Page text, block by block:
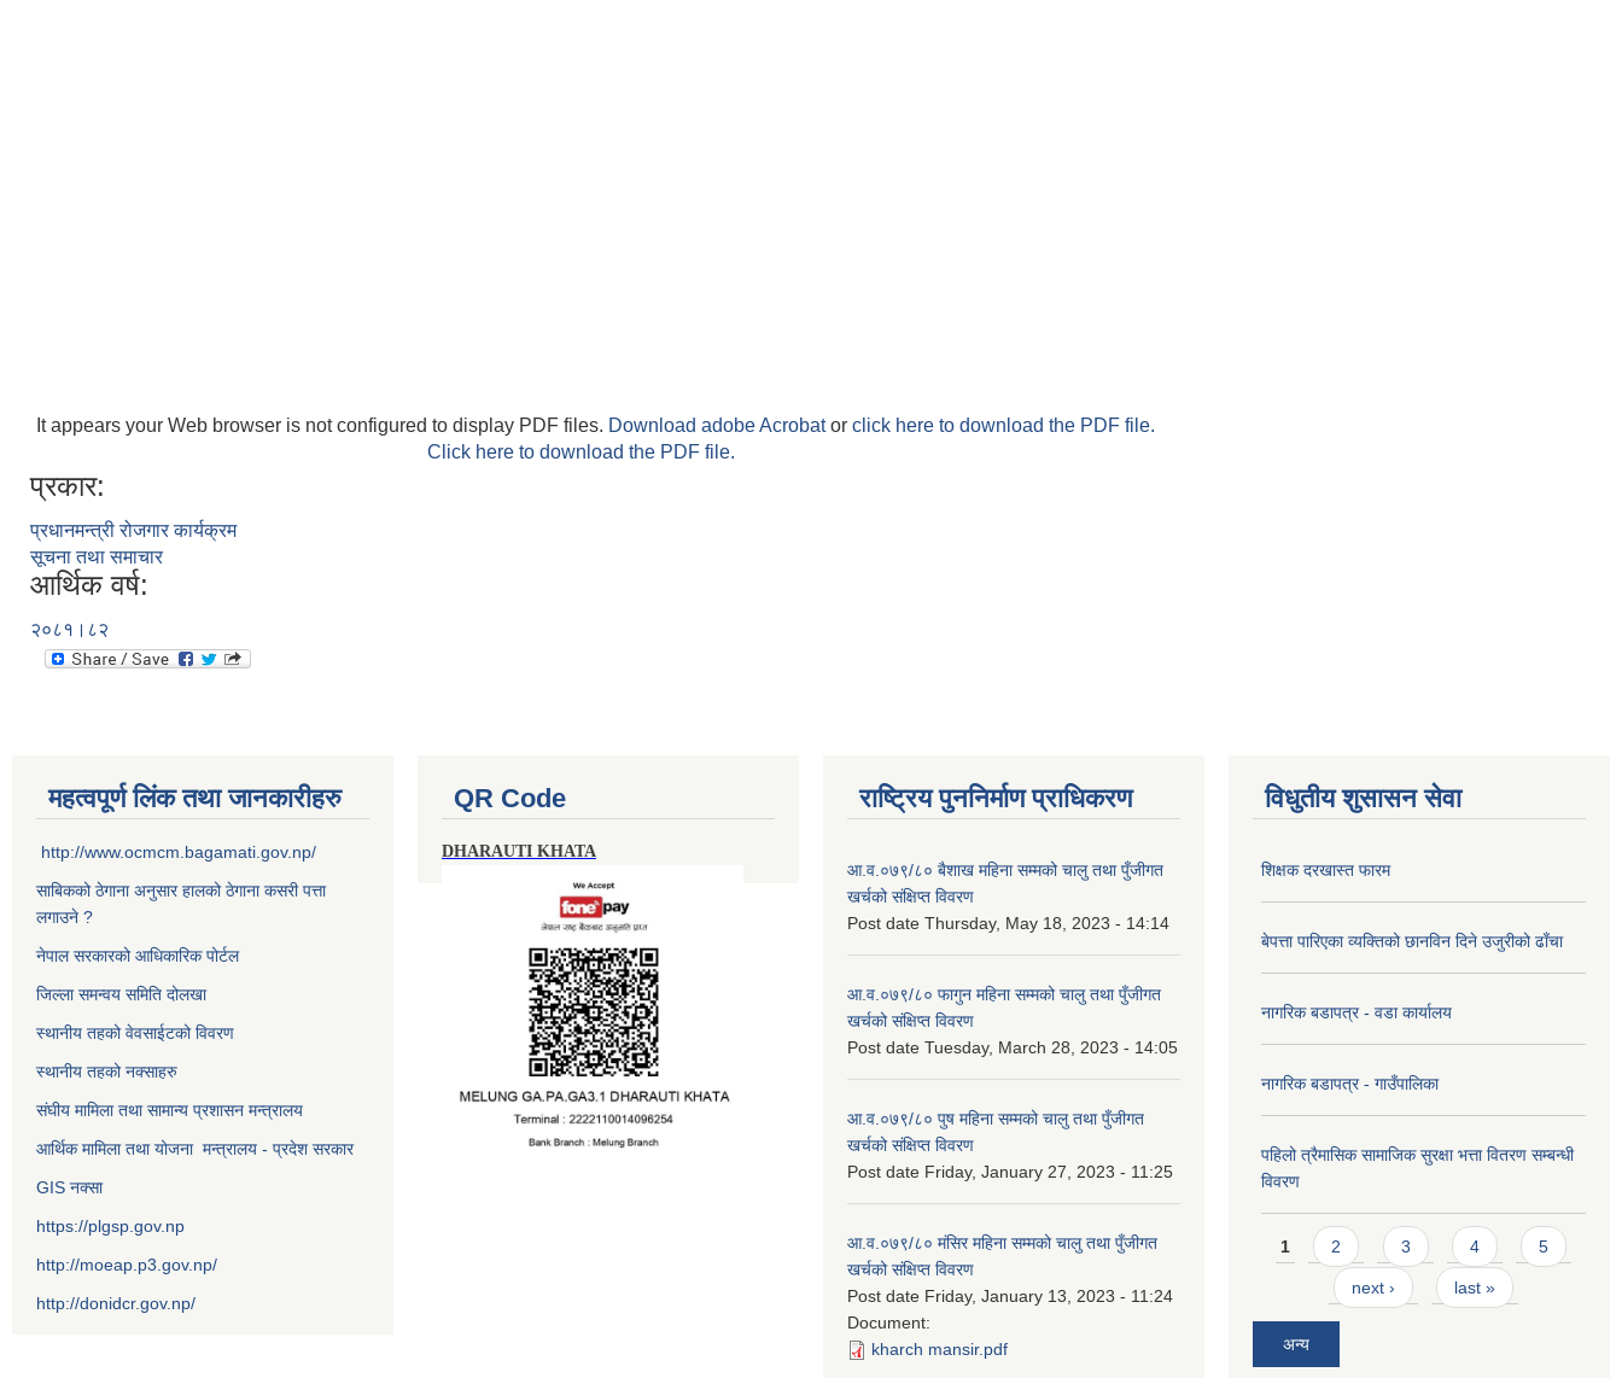
It appears your Web browser is not configured to display PDF files. Download adobe Acrobator click here to download the PDF file.
Click here to download the PDF file.
प्रकार:
प्रधानमन्त्री रोजगार कार्यक्रम
सूचना तथा समाचार
आर्थिक वर्ष:
२०८१।८२
महत्वपूर्ण लिंक तथा जानकारीहरु
http://www.ocmcm.bagamati.gov.np/
साबिकको ठेगाना अनुसार हालको ठेगाना कसरी पत्ता
लगाउने ?
नेपाल सरकारको आधिकारिक पोर्टल
जिल्ला समन्वय समिति दोलखा
स्थानीय तहको वेवसाईटको विवरण
स्थानीय तहको नक्साहरु
संघीय मामिला तथा सामान्य प्रशासन मन्त्रालय
आर्थिक मामिला तथा योजना मन्त्रालय - प्रदेश सरकार
GIS नक्सा
https://plgsp.gov.np
http://moeap.p3.gov.np/
http://donidcr.gov.np/
QR Code
DHARAUTI KHATA
राष्ट्रिय पुननिर्माण प्राधिकरण
आ.व.०७९/८० बैशाख महिना सम्मको चालु तथा पुँजीगत
खर्चको संक्षिप्त विवरण
Post date Thursday, May 18, 2023 - 14:14
आ.व.०७९/८० फागुन महिना सम्मको चालु तथा पुँजीगत
खर्चको संक्षिप्त विवरण
Post date Tuesday, March 28, 2023 - 14:05
आ.व.०७९/८० पुष महिना सम्मको चालु तथा पुँजीगत
खर्चको संक्षिप्त विवरण
Post date Friday, January 27, 2023 - 11:25
आ.व.०७९/८० मंसिर महिना सम्मको चालु तथा पुँजीगत
खर्चको संक्षिप्त विवरण
Post date Friday, January 13, 2023 - 11:24
Document:
kharch mansir.pdf
विधुतीय शुसासन सेवा
शिक्षक दरखास्त फारम
बेपत्ता पारिएका व्यक्तिको छानविन दिने उजुरीको ढाँचा
नागरिक बडापत्र - वडा कार्यालय
नागरिक बडापत्र - गाउँपालिका
पहिलो त्रैमासिक सामाजिक सुरक्षा भत्ता वितरण सम्बन्धी
विवरण
Pages
1 2 3 4 5
next › last »
अन्य